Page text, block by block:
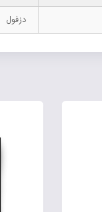
دزفول